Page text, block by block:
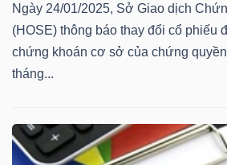
Ngày 24/01/2025, Sở Giao dịch
(HOSE) thông báo thay đổi cổ phiếu
chứng khoán cơ sở của chứng
tháng...
(-)
Tất cả Cổ phiếu Chỉ số
đạo
(-)